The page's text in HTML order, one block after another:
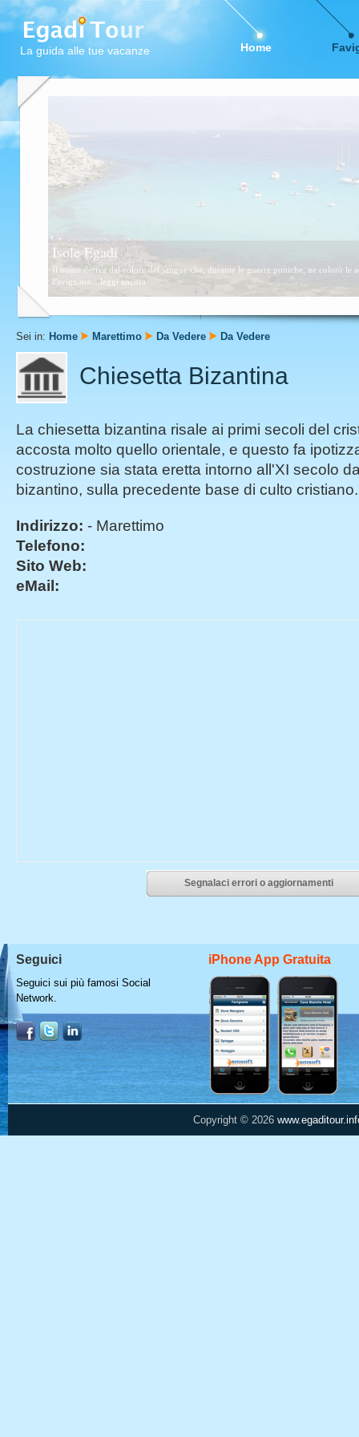
La guida alle tue vacanze Home
Favignana
Questa zona è formata da scogli e piccolissime calette sabbiose. Consigliata a
Sei in: Home Marettimo Da Vedere Da Vedere
Chiesetta Bizantina
La chiesetta bizantina risale ai primi secoli del
accosta molto quello orientale, e questo fa
costruzione sia stata eretta intorno all'XI secolo
bizantino, sulla precedente base di culto cristiano.
Indirizzo: - Marettimo
Telefono:
Sito Web:
eMail:
Segnalaci errori o aggiornamenti
Seguici
Seguici sui più famosi Social
Network.
iPhone App Gratuita
Copyright © 2026